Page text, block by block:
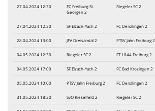
27.04.2024 12:30
FC Freiburg-St.
Georgen 2
Riegeler SC 2
27.04.2024 12:30 SF Elzach-Yach 2 FC Denzlingen 2
28.04.2024 13:00 JFV Dreisamtal 2 PTSV Jahn Freiburg 2
04.05.2024 12:30 Riegeler SC 2 FT 1844 Freiburg 2
04.05.2024 17:00 SF Elzach-Yach 2 FC Bad Krozingen 2
05.05.2024 10:00 PTSV Jahn Freiburg 2 FC Denzlingen 2
31.05.2024 18:30 SvO Rieselfeld 2 Riegeler SC 2